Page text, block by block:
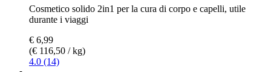
Cosmetico solido 2in1 per la cura di corpo e capelli, utile
durante i viaggi
€ 6,99
(€ 116,50 / kg)
4.0 (14)